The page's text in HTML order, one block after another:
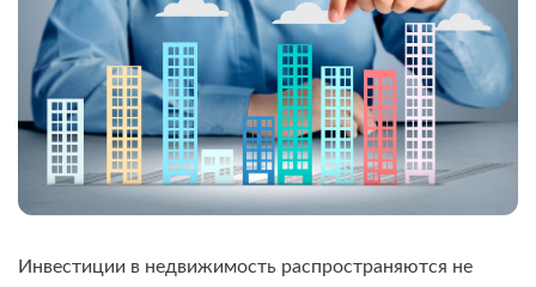
Инвестиции в недвижимость распространяются не